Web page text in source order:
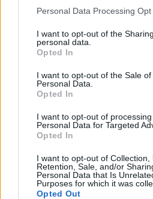
Personal Data Processing
I want to opt-out of the
personal data.
Opted In
I want to opt-out of the Sale of
Personal Data.
Opted In
I want to opt-out of
Personal Data for Targeted
Opted In
I want to opt-out of Collection,
Retention, Sale, and/or
Personal Data that Is
Purposes for which it was
Opted Out